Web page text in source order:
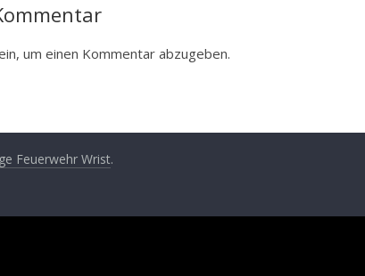
um einen Kommentar abzugeben.
Feuerwehr Wrist.